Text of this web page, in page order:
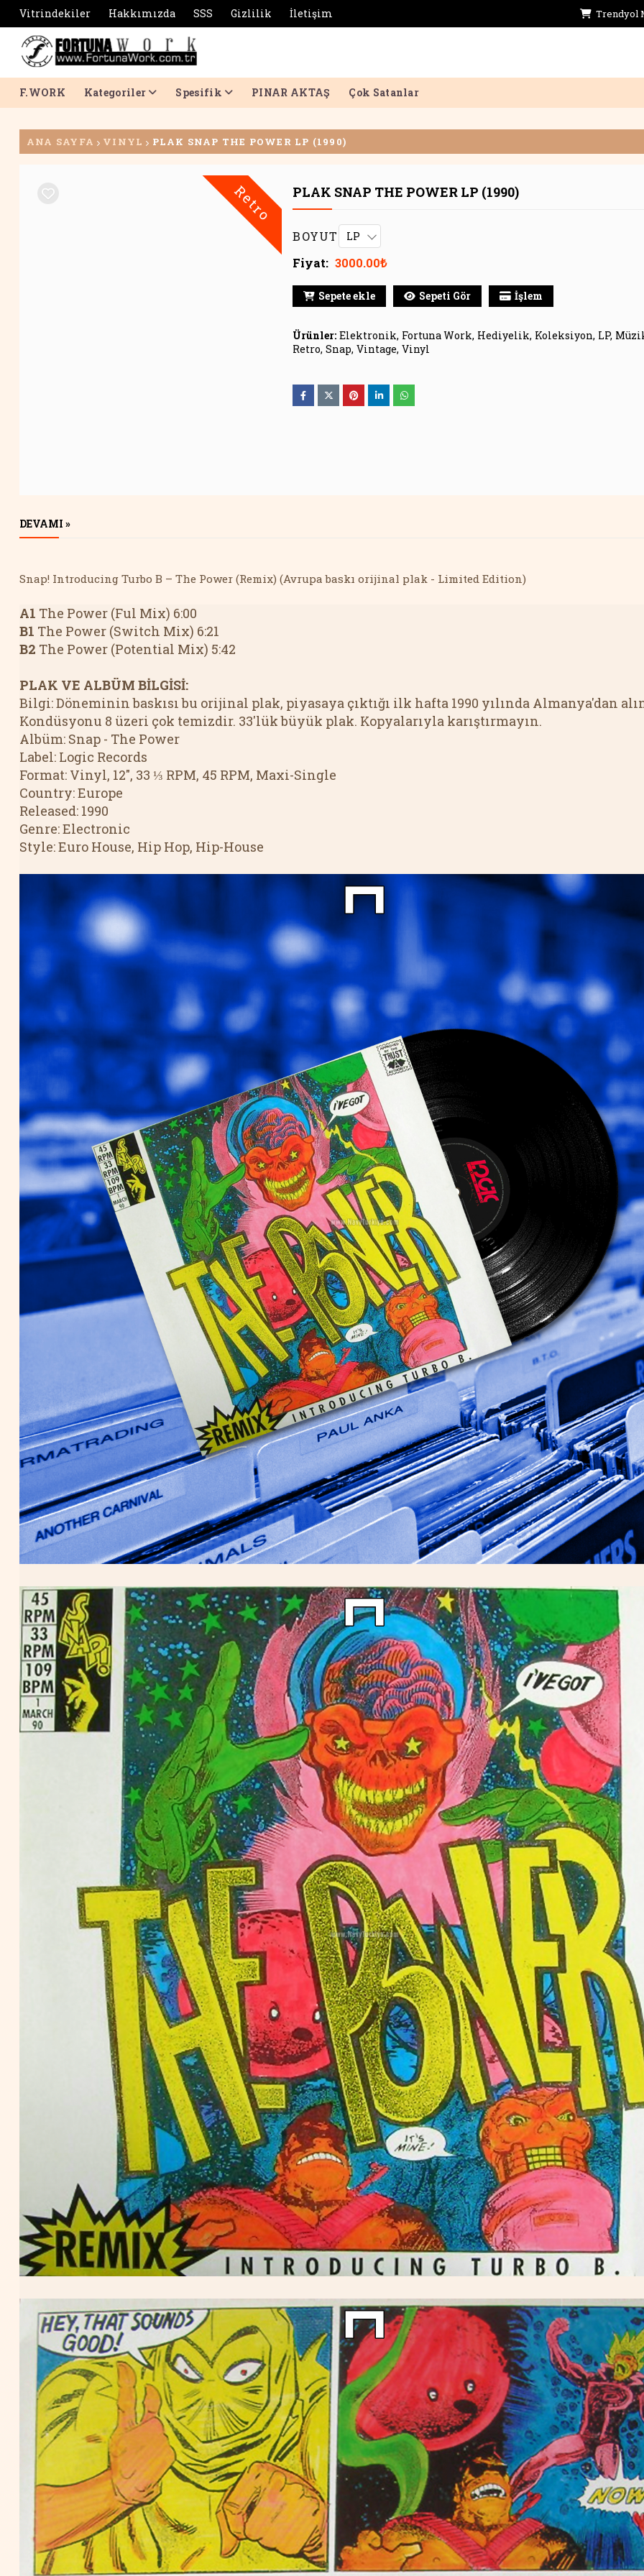
Vitrindekiler Hakkımızda SSS Gizlilik İletişim Trendyol
F.WORK Kategoriler Spesifik PINAR AKTAŞ Çok Satanlar
ANA SAYFA VINYL PLAK SNAP THE POWER LP (1990)
Retro PLAK SNAP THE POWER LP (1990)
BOYUT
Fiyat: 3000.00₺
Sepete ekle Sepeti Gör İşlem
Ürünler: Elektronik Fortuna Work Hediyelik Koleksiyon LP
Retro Snap Vintage Vinyl
DEVAMI »
Snap! Introducing Turbo B – The Power (Remix) (Avrupa baskı orijinal plak - Limited Edition)
A1 The Power (Ful Mix) 6:00
B1 The Power (Switch Mix) 6:21
B2 The Power (Potential Mix) 5:42
PLAK VE ALBÜM BİLGİSİ:
Bilgi: Döneminin baskısı bu orijinal plak, piyasaya çıktığı ilk hafta 1990 yılında Almanya'dan
Kondüsyonu 8 üzeri çok temizdir. 33'lük büyük plak. Kopyalarıyla karıştırmayın.
Albüm: Snap - The Power
Label: Logic Records
Format: Vinyl, 12", 33 ⅓ RPM, 45 RPM, Maxi-Single
Country: Europe
Released: 1990
Genre: Electronic
Style: Euro House, Hip Hop, Hip-House
-5%
Makyaj Fırçası
Seti 11
Jackson LP
4500.00₺